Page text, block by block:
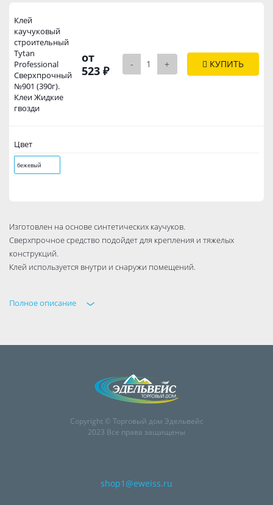
Клей
каучуковый
строительный
Tytan
Professional
Сверхпрочный
№901 (390г).
Клеи Жидкие
гвозди
от
523 ₽
- + КУПИТЬ
Цвет
бежевый
Изготовлен на основе синтетических каучуков.
Сверхпрочное средство подойдет для крепления и тяжелых
конструкций.
Клей используется внутри и снаружи помещений.
Полное описание
Copyright © Торговый дом Эдельвейс
2023 Все права защищены
shop1@eweiss.ru